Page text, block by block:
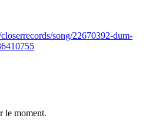
song/22670392-dum-
le moment.